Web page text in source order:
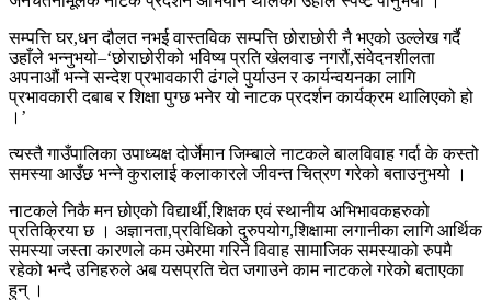
सम्पत्ति घर,धन दौलत नभई वास्तविक सम्पत्ति छोराछोरी नै भएको उल्लेख गर्दै
उहाँले भन्नुभयो–‘छोराछोरीको भविष्य प्रति खेलवाड नगरौं,संवेदनशीलता
अपनाऔं भन्ने सन्देश प्रभावकारी ढंगले पुर्याउन र कार्यन्वयनका लागि
प्रभावकारी दबाब र शिक्षा पुग्छ भनेर यो नाटक प्रदर्शन कार्यक्रम थालिएको हो
।’
त्यस्तै गाउँपालिका उपाध्यक्ष दोर्जेमान जिम्बाले नाटकले बालविवाह गर्दा के कस्तो
समस्या आउँछ भन्ने कुरालाई कलाकारले जीवन्त चित्रण गरेको बताउनुभयो ।
नाटकले निकै मन छोएको विद्यार्थी,शिक्षक एवं स्थानीय अभिभावकहरुको
प्रतिक्रिया छ । अज्ञानता,प्रविधिको दुरुपयोग,शिक्षामा लगानीका लागि आर्थिक
समस्या जस्ता कारणले कम उमेरमा गरिने विवाह सामाजिक समस्याको रुपमै
रहेको भन्दै उनिहरुले अब यसप्रति चेत जगाउने काम नाटकले गरेको बताएका
हुन् ।